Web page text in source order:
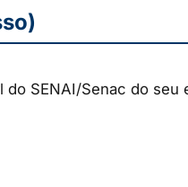
SENAI/Senac do